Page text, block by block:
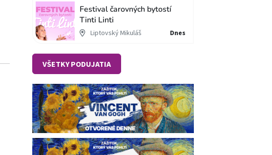
Festival čarovných bytostí
Tinti Linti
Liptovský Mikuláš Dnes
VŠETKY PODUJATIA